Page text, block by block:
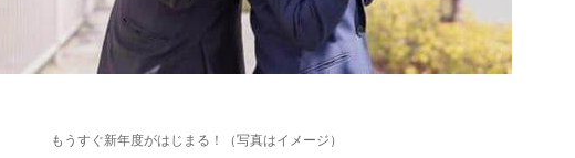
もうすぐ新年度がはじまる！（写真はイメージ）